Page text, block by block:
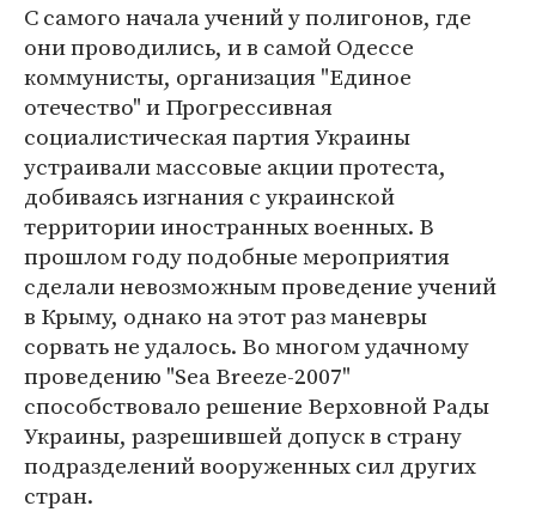
С самого начала учений у полигонов, где
они проводились, и в самой Одессе
коммунисты, организация "Единое
отечество" и Прогрессивная
социалистическая партия Украины
устраивали массовые акции протеста,
добиваясь изгнания с украинской
территории иностранных военных. В
прошлом году подобные мероприятия
сделали невозможным проведение учений
в Крыму, однако на этот раз маневры
сорвать не удалось. Во многом удачному
проведению "Sea Breeze-2007"
способствовало решение Верховной Рады
Украины, разрешившей допуск в страну
подразделений вооруженных сил других
стран.